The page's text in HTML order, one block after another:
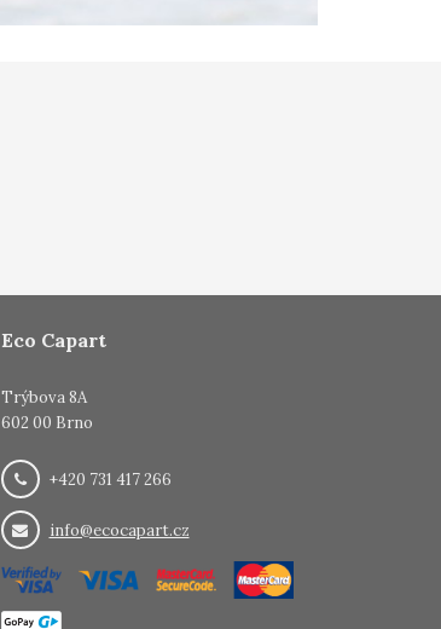
Eco Capart
Trýbova 8A
602 00 Brno
+420 731 417 266
info@ecocapart.cz